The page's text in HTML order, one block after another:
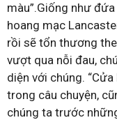
màu”.Giống như
hoang mạc
rồi sẽ tổn thương
vượt qua nỗi đau,
diện với chúng.
trong câu chuyện,
chúng ta trước